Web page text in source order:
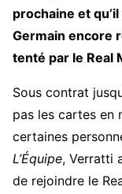
prochaine et
Germain encore
tenté par le Real
Sous contrat
pas les cartes en
certaines
L’Équipe, Verratti
de rejoindre le